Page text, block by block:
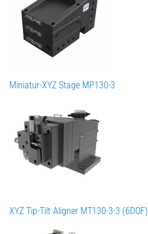
Miniatur-XYZ Stage MP130-3
XYZ Tip-Tilt Aligner MT130-3-3 (6DOF)